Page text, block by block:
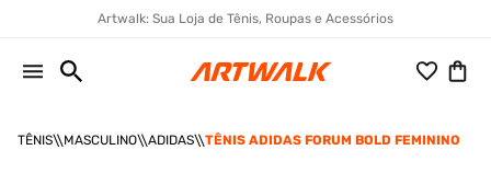
Artwalk: Sua Loja de Tênis, Roupas e Acessórios
TÊNIS MASCULINO ADIDAS TÊNIS ADIDAS FORUM BOLD FEMININO